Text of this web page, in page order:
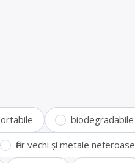
biodegradabile
fier vechi și metale neferoase